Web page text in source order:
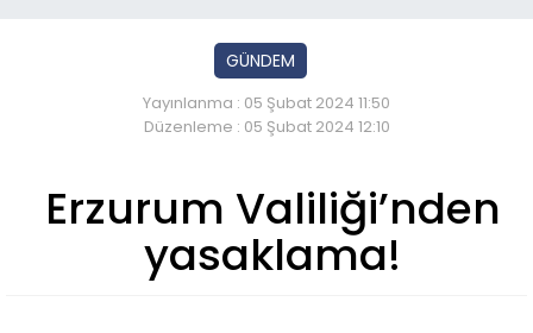
GÜNDEM
Yayınlanma : 05 Şubat 2024 11:50
Düzenleme : 05 Şubat 2024 12:10
Erzurum Valiliği’nden
yasaklama!